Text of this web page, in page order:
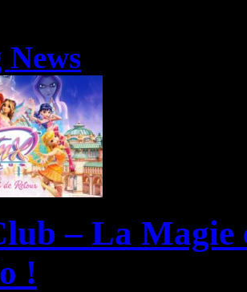
– La Magie
!